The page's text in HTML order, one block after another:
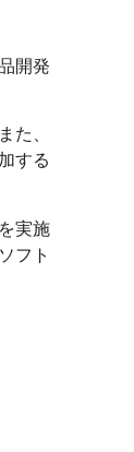
開発
た、
する
実施
フト